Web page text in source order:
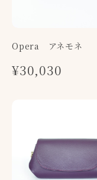
Opera アネモネ
¥30,030